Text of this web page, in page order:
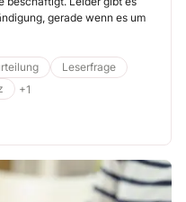
gerade wenn es um
Leserfrage
+1